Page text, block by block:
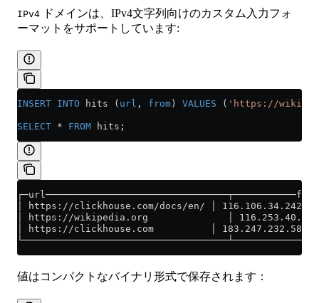
IPv4 ドメインは、IPv4文字列向けのカスタム入力フォ
ーマットをサポートしています:
INSERT INTO hits ( url , from ) VALUES ( 'https://
SELECT * FROM hits;
│ https://clickhouse.com/docs/en/ │ 116.106.34.242 │
│ https://wikipedia.org              │
│ https://clickhouse.com          │ 183.247.232.58 │
値はコンパクトなバイナリ形式で保存されます：